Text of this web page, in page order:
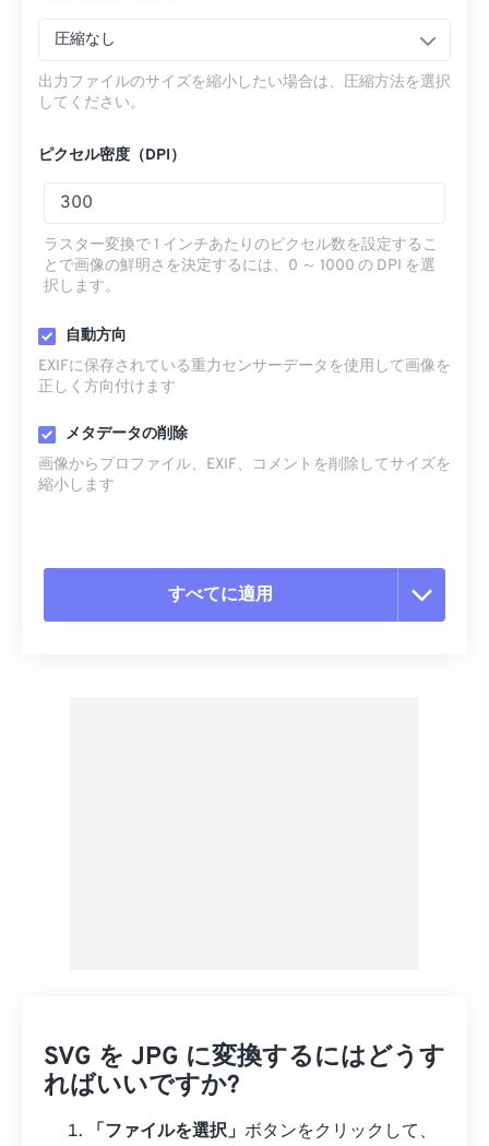
圧縮なし
出力ファイルのサイズを縮小したい場合は、圧縮方法を選択
してください。
ピクセル密度（DPI）
ラスター変換で 1 インチあたりのピクセル数を設定するこ
とで画像の鮮明さを決定するには、0 ～ 1000 の DPI を選
択します。
自動方向
EXIFに保存されている重力センサーデータを使用して画像を
正しく方向付けます
メタデータの削除
画像からプロファイル、EXIF、コメントを削除してサイズを
縮小します
すべてに適用
SVG を JPG に変換するにはどうす
ればいいですか?
「ファイルを選択」 ボタンをクリックして、